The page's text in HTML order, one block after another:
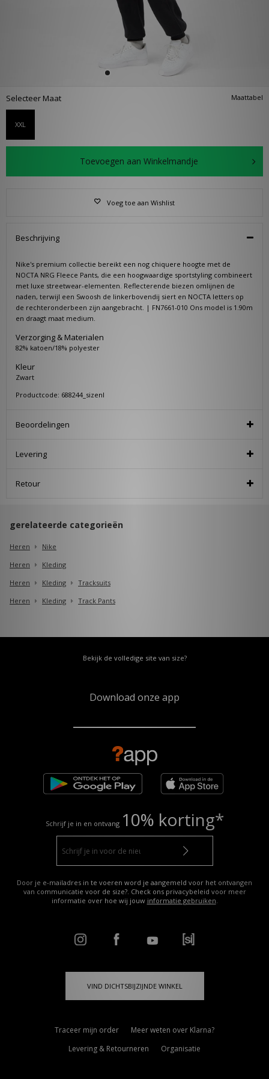
Maattabel
Selecteer Maat
XXL
Toevoegen aan Winkelmandje
Voeg toe aan Wishlist
Beschrijving
Nike's premium collectie bereikt een nog chiquere hoogte met de
NOCTA NRG Fleece Pants, die een hoogwaardige sportstyling combineert
met luxe streetwear-elementen. Reflecterende biezen omlijnen de
naden, terwijl een Swoosh de linkerbovendij siert en NOCTA letters op
de rechteronderbeen zijn aangebracht. | FN7661-010 Ons model is 1.90m
en draagt maat medium.
Verzorging & Materialen
82% katoen/18% polyester
Kleur
Zwart
Productcode: 688244_sizenl
Beoordelingen
Levering
Retour
gerelateerde categorieën
Heren
Nike
Heren
Kleding
Heren
Kleding
Tracksuits
Heren
Kleding Track Pants
Bekijk de volledige site van size?
Download onze app
Schrijf je in en ontvang 10% korting*
Door je e-mailadres in te voeren word je aangemeld voor het ontvangen
van communicatie voor de size?. Check ons privacybeleid voor meer
informatie over hoe wij jouw informatie gebruiken.
VIND DICHTSBIJZIJNDE WINKEL
Traceer mijn order
Meer weten over Klarna?
Levering & Retourneren
Organisatie